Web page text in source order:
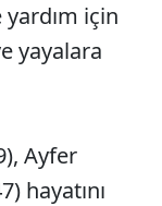
yardım için
yayalara
Ayfer
hayatını